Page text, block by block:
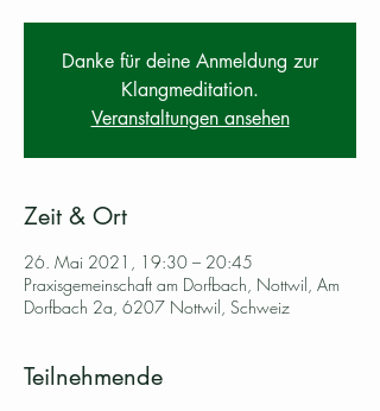
Danke für deine Anmeldung zur
Klangmeditation.
Veranstaltungen ansehen
Zeit & Ort
26. Mai 2021, 19:30 – 20:45
Praxisgemeinschaft am Dorfbach, Nottwil, Am
Dorfbach 2a, 6207 Nottwil, Schweiz
Teilnehmende